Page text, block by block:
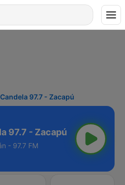
Candela 97.7 - Zacapú
97.7 - Zacapú
- 97.7 FM